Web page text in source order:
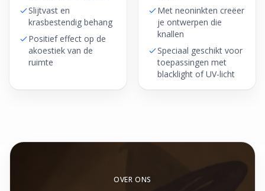
Slijtvast en
krasbestendig behang
Positief effect op de
akoestiek van de
ruimte
Met neoninkten creëer
je ontwerpen die
knallen
Speciaal geschikt voor
toepassingen met
blacklight of UV-licht
OVER ONS